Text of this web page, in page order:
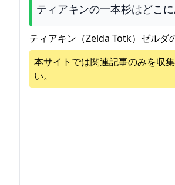
ティアキンの一本杉はどこ
ティアキン（Zelda Totk）ゼルダ
本サイトでは関連記事のみを収集
い。